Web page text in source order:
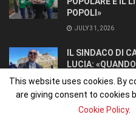
POPOLI»
JULY 31, 2026
IL SINDACO DI
LUCIA:
TORNARE A
JULY 27, 2026
This website uses cookies. By
are giving consent to cookies
Cookie Policy.